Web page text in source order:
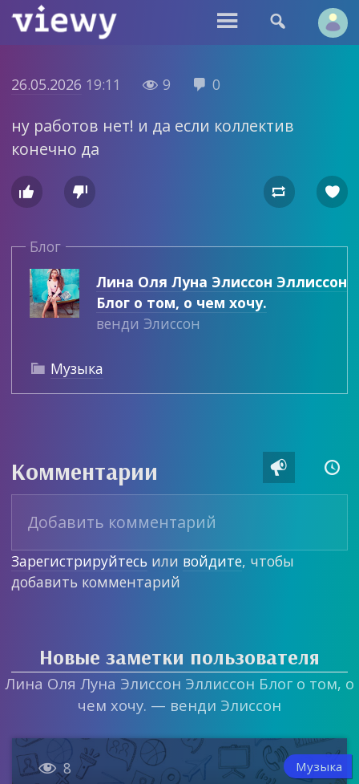
 
26.05.2026 19:11  9  0
ну работов нет! и да если коллектив
конечно да
   
Блог
Лина Оля Луна Элиссон Эллиссон
Блог о том, о чем хочу.
венди Элиссон
 Музыка
Комментарии  
Зарегистрируйтесь или войдите, чтобы
добавить комментарий
Новые заметки пользователя
Лина Оля Луна Элиссон Эллиссон Блог о том, о
чем хочу. — венди Элиссон
 8 Музыка